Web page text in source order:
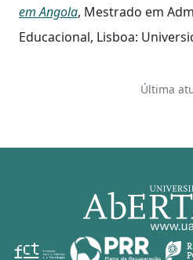
em Angola, Mestrado em
Educacional, Lisboa:
Última